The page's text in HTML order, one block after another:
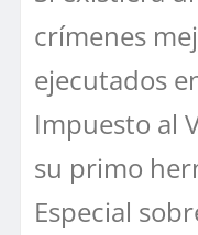
crímenes
ejecutados
Impuesto al
su primo
Especial